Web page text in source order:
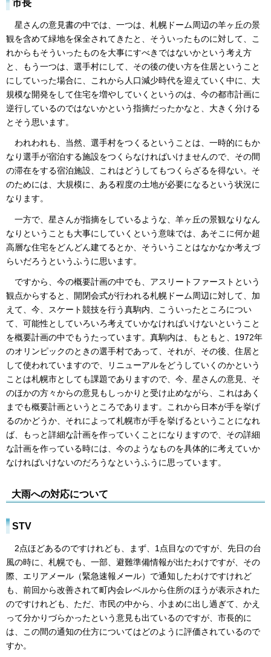
市長
星さんの意見書の中では、一つは、札幌ドーム周辺の羊ヶ丘の景
観を含めて緑地を保全されてきたと、そういったものに対して、こ
れからもそういったものを大事にすべきではないかという考え方
と、もう一つは、選手村にして、その後の使い方を住居ということ
にしていった場合に、これから人口減少時代を迎えていく中に、大
規模な開発をして住宅を増やしていくというのは、今の都市計画に
逆行しているのではないかという指摘だったかなと、大きく分ける
とそう思います。
われわれも、当然、選手村をつくるということは、一時的にもか
なり選手が宿泊する施設をつくらなければいけませんので、その間
の滞在をする宿泊施設、これはどうしてもつくらざるを得ない。そ
のためには、大規模に、ある程度の土地が必要になるという状況に
なります。
一方で、星さんが指摘をしているような、羊ヶ丘の景観なりなん
なりということも大事にしていくという意味では、あそこに何か超
高層な住宅をどんどん建てるとか、そういうことはなかなか考えづ
らいだろうというふうに思います。
ですから、今の概要計画の中でも、アスリートファーストという
観点からすると、開閉会式が行われる札幌ドーム周辺に対して、加
えて、今、スケート競技を行う真駒内、こういったところについ
て、可能性としていろいろ考えていかなければいけないということ
を概要計画の中でもうたっています。真駒内は、もともと、1972年
のオリンピックのときの選手村であって、それが、その後、住居と
して使われていますので、リニューアルをどうしていくのかという
ことは札幌市としても課題でありますので、今、星さんの意見、そ
のほかの方々からの意見もしっかりと受け止めながら、これはあく
までも概要計画というところであります。これから日本が手を挙げ
るのかどうか、それによって札幌市が手を挙げるということになれ
ば、もっと詳細な計画を作っていくことになりますので、その詳細
な計画を作っている時には、今のようなものを具体的に考えていか
なければいけないのだろうなというふうに思っています。
大雨への対応について
STV
2点ほどあるのですけれども、まず、1点目なのですが、先日の台
風の時に、札幌でも、一部、避難準備情報が出たわけですが、その
際、エリアメール（緊急速報メール）で通知したわけですけれど
も、前回から改善されて町内会レベルから住所のほうが表示された
のですけれども、ただ、市民の中から、小まめに出し過ぎて、かえ
って分かりづらかったという意見も出ているのですが、市長的に
は、この間の通知の仕方についてはどのように評価されているので
すか。